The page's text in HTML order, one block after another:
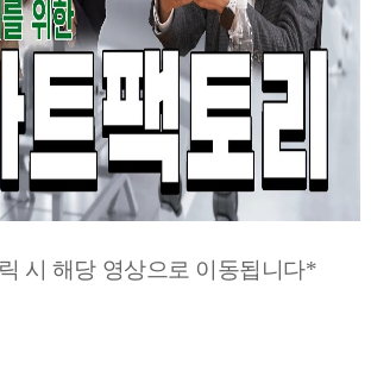
시 해당 영상으로 이동됩니다*